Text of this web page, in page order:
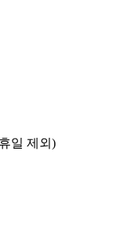
일 제외)